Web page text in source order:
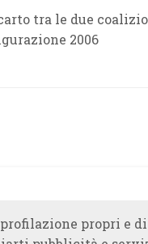
tra le due
2006
propri e